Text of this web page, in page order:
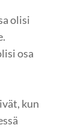
olisi
osa
kun